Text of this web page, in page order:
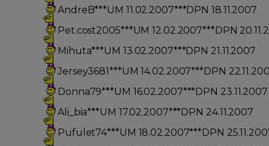
AndreB***UM 11.02.2007***DPN 18.11.2007
Pet.cost2005***UM 12.02.2007***DPN
Mihuta***UM 13.02.2007***DPN 21.11.2007
Jersey3681***UM 14.02.2007***DPN
Donna79***UM 16.02.2007***DPN 23.11.2007
Ali_bia***UM 17.02.2007***DPN 24.11.2007
Pufulet74***UM 18.02.2007***DPN